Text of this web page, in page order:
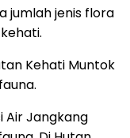
jumlah jenis flora
Kehati Muntok
Air Jangkang